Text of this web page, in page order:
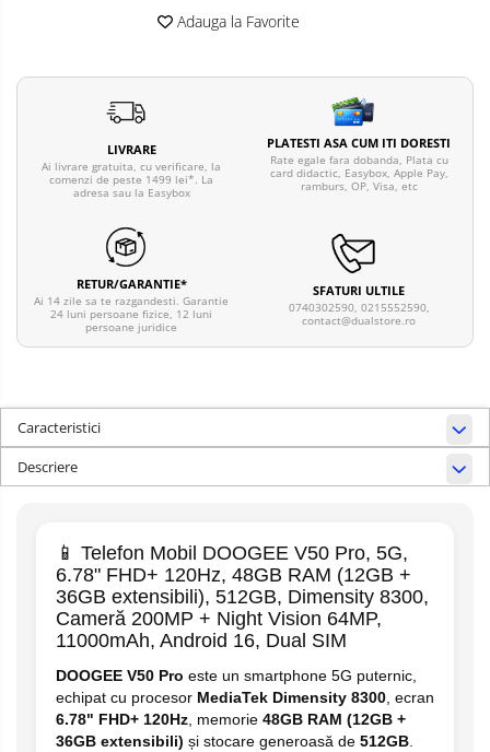
Adauga la Favorite
LIVRARE
Ai livrare gratuita, cu verificare, la
comenzi de peste 1499 lei*. La
adresa sau la Easybox
PLATESTI ASA CUM ITI DORESTI
Rate egale fara dobanda, Plata cu
card didactic, Easybox, Apple Pay,
ramburs, OP, Visa, etc
RETUR/GARANTIE*
Ai 14 zile sa te razgandesti. Garantie
24 luni persoane fizice, 12 luni
persoane juridice
SFATURI ULTILE
0740302590, 0215552590,
contact@dualstore.ro
Caracteristici
Descriere
📱 Telefon Mobil DOOGEE V50 Pro, 5G,
6.78" FHD+ 120Hz, 48GB RAM (12GB +
36GB extensibili), 512GB, Dimensity 8300,
Cameră 200MP + Night Vision 64MP,
11000mAh, Android 16, Dual SIM
DOOGEE V50 Pro este un smartphone 5G puternic,
echipat cu procesor MediaTek Dimensity 8300, ecran
6.78" FHD+ 120Hz, memorie 48GB RAM (12GB +
36GB extensibili) și stocare generoasă de 512GB.